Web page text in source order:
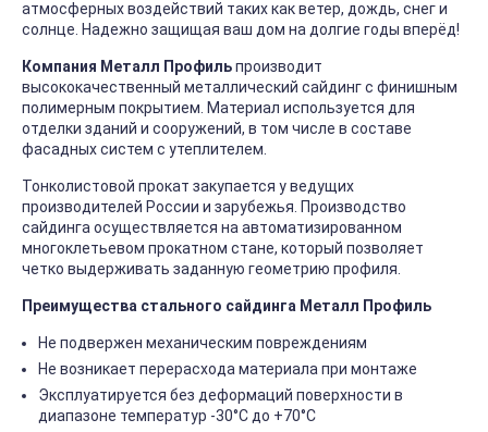
атмосферных воздействий таких как ветер, дождь, снег и
солнце. Надежно защищая ваш дом на долгие годы вперёд!
Компания Металл Профильпроизводит
высококачественный металлический сайдинг с финишным
полимерным покрытием. Материал используется для
отделки зданий и сооружений, в том числе в составе
фасадных систем с утеплителем.
Тонколистовой прокат закупается у ведущих
производителей России и зарубежья. Производство
сайдинга осуществляется на автоматизированном
многоклетьевом прокатном стане, который позволяет
четко выдерживать заданную геометрию профиля.
Преимущества стального сайдинга Металл Профиль
Не подвержен механическим повреждениям
Не возникает перерасхода материала при монтаже
Эксплуатируется без деформаций поверхности в
диапазоне температур -30°C до +70°C